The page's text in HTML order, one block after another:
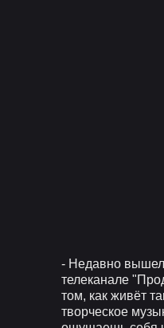
- Недавно
телеканале
том, как живёт
творческое